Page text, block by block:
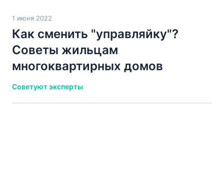
1 июня 2022
Как сменить "управляйку"?
Советы жильцам
многоквартирных домов
Советуют эксперты